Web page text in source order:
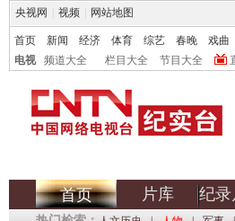
央视网 视频 网站地图
首页 新闻 经济 体育 综艺 春晚 戏曲
电视
频道大全 栏目大全 节目大全
首页 片库 纪录